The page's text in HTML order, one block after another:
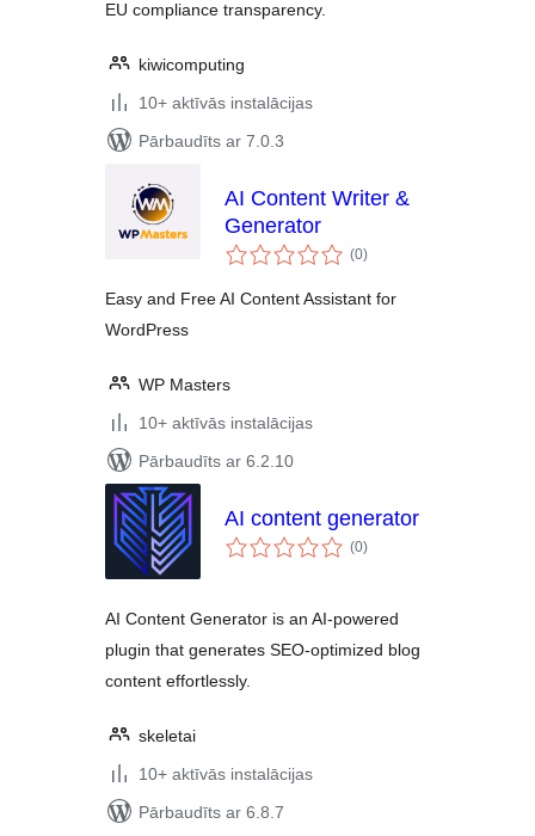
EU compliance transparency.
kiwicomputing
10+ aktīvās instalācijas
Pārbaudīts ar 7.0.3
AI Content Writer &
Generator
(0vērtējumu
kopsumma
)
Easy and Free AI Content Assistant for
WordPress
WP Masters
10+ aktīvās instalācijas
Pārbaudīts ar 6.2.10
AI content generator
(0vērtējumu
kopsumma
)
AI Content Generator is an AI-powered
plugin that generates SEO-optimized blog
content effortlessly.
skeletai
10+ aktīvās instalācijas
Pārbaudīts ar 6.8.7